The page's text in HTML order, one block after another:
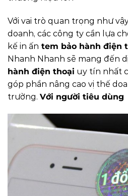
Với vai trò quan trọng như
doanh, các công ty cần lựa
kế in ấn tem bảo hành điện
Nhanh Nhanh sẽ mang đến
hành điện thoại uy tín nhất
góp phần nâng cao vị thế
trường. Với người tiêu dùng